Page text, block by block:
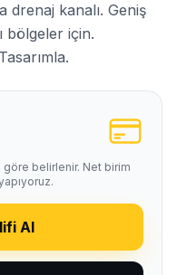
drenaj kanalı. Geniş
bölgeler için.
göre belirlenir. Net birim
Al